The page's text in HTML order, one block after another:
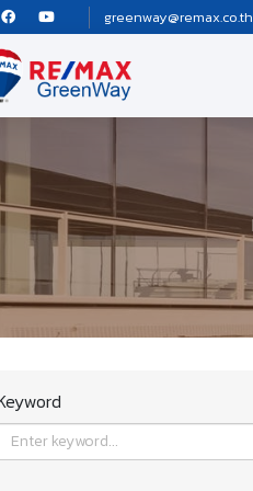
greenway@remax.co.th